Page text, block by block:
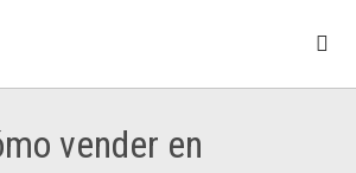
vender en